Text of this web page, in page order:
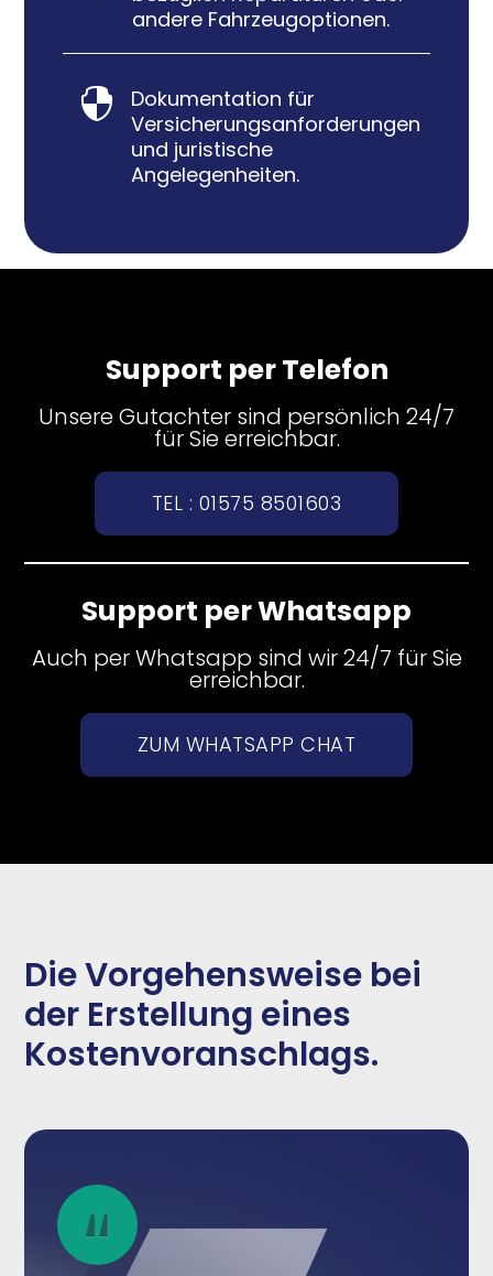
andere Fahrzeugoptionen.

Dokumentation für
Versicherungsanforderungen
und juristische
Angelegenheiten.
Support per Telefon
Unsere Gutachter sind persönlich 24/7
für Sie erreichbar.
TEL : 01575 8501603
Support per Whatsapp
Auch per Whatsapp sind wir 24/7 für Sie
erreichbar.
ZUM WHATSAPP CHAT
Die Vorgehensweise bei
der Erstellung eines
Kostenvoranschlags.